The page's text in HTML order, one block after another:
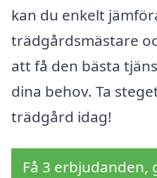
kan du enkelt
trädgårdsmästare
att få den bästa
dina behov. Ta
trädgård idag!
Få 3 erbjudanden,